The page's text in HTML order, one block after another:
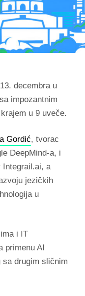
decembra u
impozantnim
u 9 uveče.
Gordić, tvorac
DeepMind-a, i
a
jezičkih
u
i IT
primenu AI
drugim sličnim